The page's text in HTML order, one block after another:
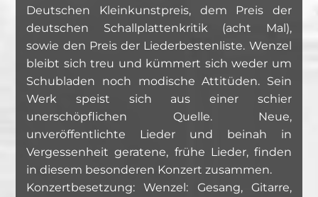
Deutschen Kleinkunstpreis, dem Preis der
deutschen Schallplattenkritik (acht Mal),
sowie den Preis der Liederbestenliste. Wenzel
bleibt sich treu und kümmert sich weder um
Schubladen noch modische Attitüden. Sein
Werk speist sich aus einer schier
unerschöpflichen Quelle. Neue,
unveröffentlichte Lieder und beinah in
Vergessenheit geratene, frühe Lieder, finden
in diesem besonderen Konzert zusammen.
Konzertbesetzung: Wenzel: Gesang, Gitarre,